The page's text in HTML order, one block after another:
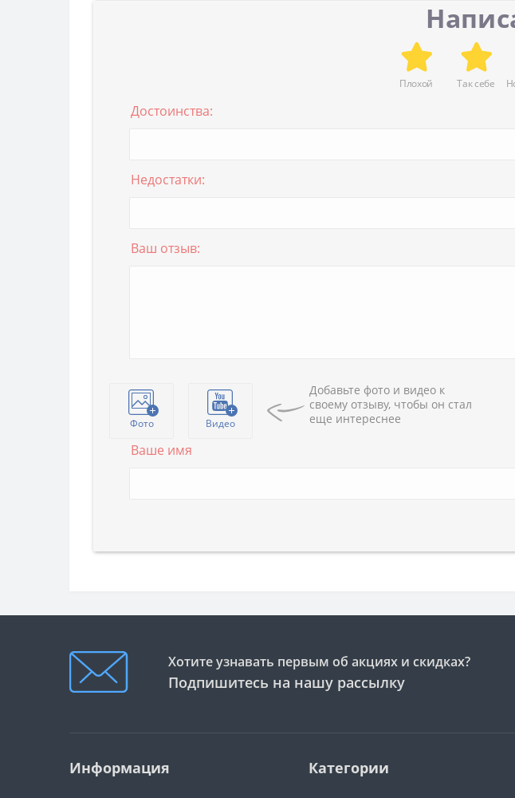
Плохой Так себе
Достоинства:
Недостатки:
Ваш отзыв:
Фото Видео
Добавьте фото и видео к
своему отзыву, чтобы он стал
еще интереснее
Ваше имя
Хотите узнавать первым об акциях и скидках?
Подпишитесь на нашу рассылку
Информация Категории